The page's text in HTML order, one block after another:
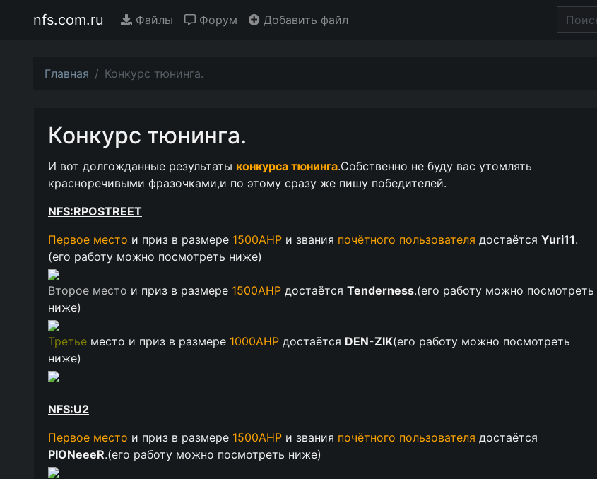
nfs.com.ru Файлы Форум Добавить файл
Главная Конкурс тюнинга.
Конкурс тюнинга.
И вот долгожданные результаты конкурса тюнинга.Собственно не буду вас утомлять
красноречивыми фразочками,и по этому сразу же пишу победителей.
NFS:RPOSTREEТ
Первое место и приз в размере 1500АНР и звания почётного пользователя достаётся Yuri11.
(его работу можно посмотреть ниже)
Второе место и приз в размере 1500АНР достаётся Tenderness.(его работу можно посмотреть
ниже)
Третье место и приз в размере 1000АНР достаётся DEN-ZIK(его работу можно посмотреть
ниже)
NFS:U2
Первое место и приз в размере 1500АНР и звания почётного пользователя достаётся
PIONeeeR.(его работу можно посмотреть ниже)